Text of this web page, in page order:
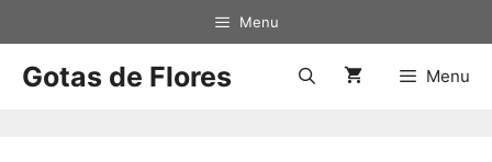
Menu
Gotas de Flores Menu